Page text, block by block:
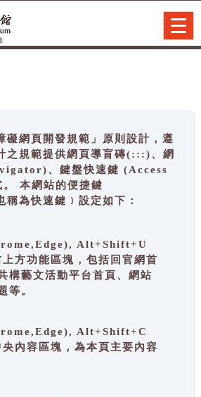
礙網頁開發規範」原則設計，遵
之規範提供網頁導盲磚(:::)、網
、鍵盤快速鍵 (Access
本網站的便捷鍵
稱為快速鍵﹞設定如下：
Alt+Shift+U
方功能區塊，包括回官網首
構藝文活動平台首頁、網站
等。
Alt+Shift+C
內容區塊，為本頁主要內容